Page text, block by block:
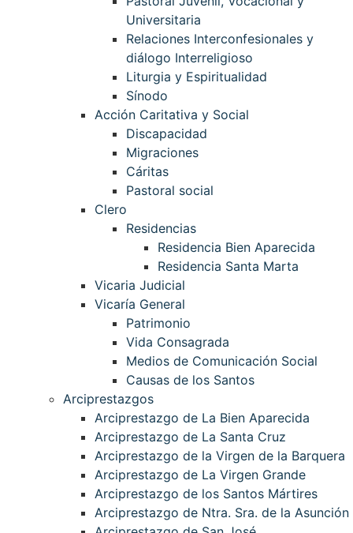
Universitaria
Relaciones Interconfesionales y
diálogo Interreligioso
Liturgia y Espiritualidad
Sínodo
Acción Caritativa y Social
Discapacidad
Migraciones
Cáritas
Pastoral social
Clero
Residencias
Residencia Bien Aparecida
Residencia Santa Marta
Vicaria Judicial
Vicaría General
Patrimonio
Vida Consagrada
Medios de Comunicación Social
Causas de los Santos
Arciprestazgos
Arciprestazgo de La Bien Aparecida
Arciprestazgo de La Santa Cruz
Arciprestazgo de la Virgen de la Barquera
Arciprestazgo de La Virgen Grande
Arciprestazgo de los Santos Mártires
Arciprestazgo de Ntra. Sra. de la Asunción